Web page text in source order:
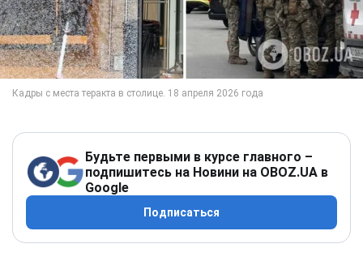
Будьте первыми в курсе главного –
подпишитесь на Новини на OBOZ.UA в
Google
Подписаться